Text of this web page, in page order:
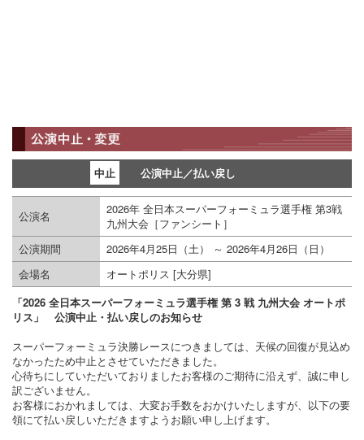
中止 公演中止／払い戻し
公演名
2026年 全日本スーパーフォーミュラ選手権 第3戦
九州大会［ファンシート］
公演期間
2026年4月25日（土）
～ 2026年4月26日（日）
会場名
オートポリス [大分県]
「2026 全日本スーパーフォーミュラ選手権 第 3 戦 九州大会 オートポ
リス」 公演中止・払い戻しのお知らせ
スーパーフォーミュラ決勝レースにつきましては、天候の回復が見込め
なかったため中止とさせていただきました。
心待ちにしていただいておりましたお客様のご期待に沿えず、誠に申し
訳ございません。
お客様におかれましては、大変お手数をおかけいたしますが、以下の要
領にて払い戻しいただきますようお願い申し上げます。